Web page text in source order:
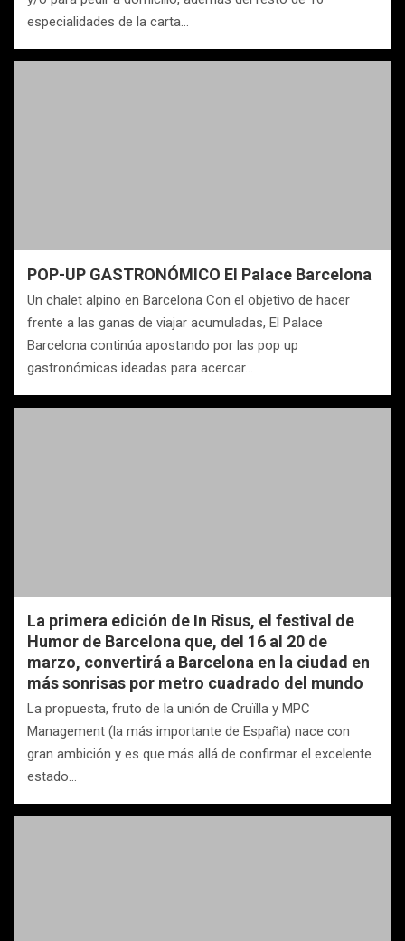
especialidades de la carta…
POP-UP GASTRONÓMICO El Palace Barcelona
Un chalet alpino en Barcelona Con el objetivo de hacer
frente a las ganas de viajar acumuladas, El Palace
Barcelona continúa apostando por las pop up
gastronómicas ideadas para acercar…
La primera edición de In Risus, el festival de
Humor de Barcelona que, del 16 al 20 de
marzo, convertirá a Barcelona en la ciudad en
más sonrisas por metro cuadrado del mundo
La propuesta, fruto de la unión de Cruïlla y MPC
Management (la más importante de España) nace con
gran ambición y es que más allá de confirmar el excelente
estado…